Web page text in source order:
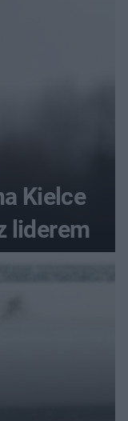
Kielce
liderem